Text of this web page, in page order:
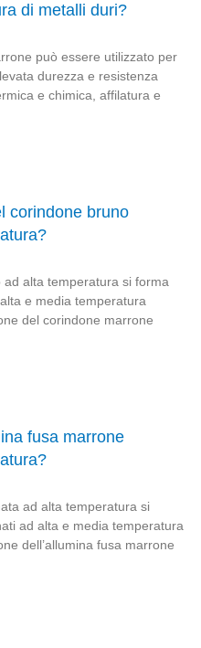
di metalli duri?
può essere utilizzato per
durezza e resistenza
e chimica, affilatura e
corindone bruno
alta temperatura si forma
e media temperatura
del corindone marrone
fusa marrone
ad alta temperatura si
ad alta e media temperatura
dell’allumina fusa marrone